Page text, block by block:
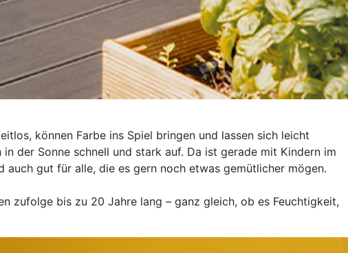
können Farbe ins Spiel bringen und lassen sich leicht
der Sonne schnell und stark auf. Da ist gerade mit Kindern im
gut für alle, die es gern noch etwas gemütlicher mögen.
zufolge bis zu 20 Jahre lang – ganz gleich, ob es Feuchtigkeit,